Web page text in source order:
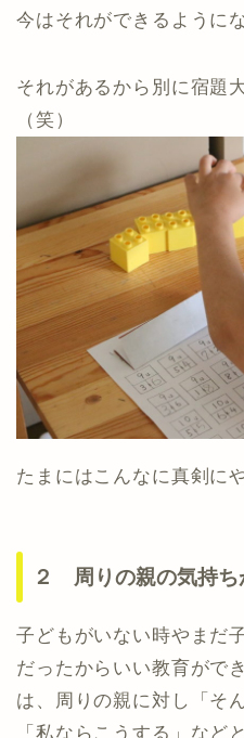
今はそれができるように
それがあるから別に宿題
（笑）
たまにはこんなに真剣に
２ 周りの親の気持ち
子どもがいない時やまだ
だったからいい教育がで
は、周りの親に対し「そ
「私ならこうする」など